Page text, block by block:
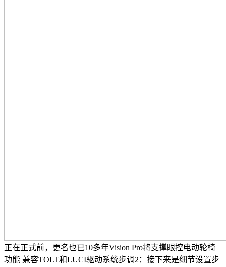
正在正式前，更名也已10多年Vision Pro将支撑眼控电动轮椅
功能 兼容TOLT和LUCI驱动系统步调2：接下来是细节设置步